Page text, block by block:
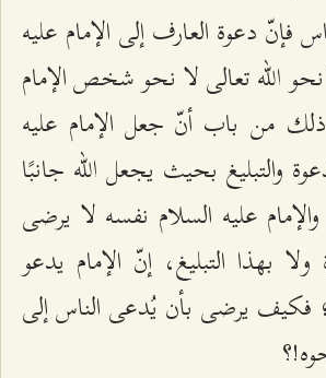
فإنّ دعوة العارف إلى الإمام عليه
الله تعالى لا نحو شخص الإمام
من باب أنّ جعل الإمام عليه
والتبليغ بحيث يجعل الله جانبًا
عليه السلام نفسه لا يرضى
بهذا التبليغ، إنّ الإمام يدعو
فكيف يرضى بأن يُدعى الناس إلى